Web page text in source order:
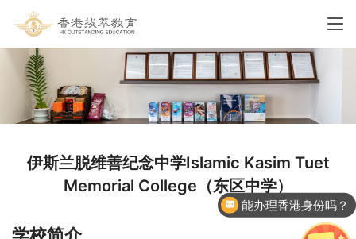
伊斯兰脱维善纪念中学Islamic Kasim Tuet
Memorial College（东区中学）
能办理香港身份吗？